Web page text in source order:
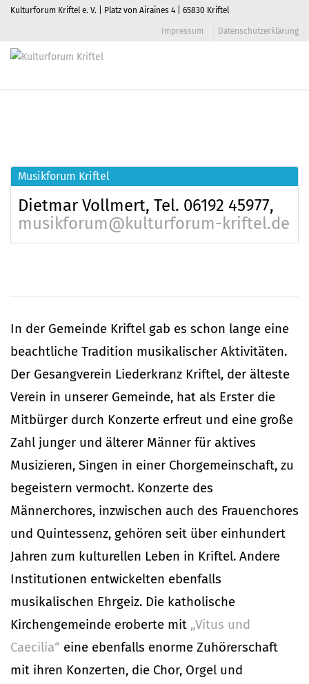
Kulturforum Kriftel e. V. | Platz von Airaines 4 | 65830 Kriftel
Impressum Datenschutzerklärung
Musikforum
Musikforum Kriftel
Dietmar Vollmert, Tel. 06192 45977,
musikforum@kulturforum-kriftel.de
In der Gemeinde Kriftel gab es schon lange eine
beachtliche Tradition musikalischer Aktivitäten.
Der Gesangverein Liederkranz Kriftel, der älteste
Verein in unserer Gemeinde, hat als Erster die
Mitbürger durch Konzerte erfreut und eine große
Zahl junger und älterer Männer für aktives
Musizieren, Singen in einer Chorgemeinschaft, zu
begeistern vermocht. Konzerte des
Männerchores, inzwischen auch des Frauenchores
und Quintessenz, gehören seit über einhundert
Jahren zum kulturellen Leben in Kriftel. Andere
Institutionen entwickelten ebenfalls
musikalischen Ehrgeiz. Die katholische
Kirchengemeinde eroberte mit „Vitus und
Caecilia“ eine ebenfalls enorme Zuhörerschaft
mit ihren Konzerten, die Chor, Orgel und